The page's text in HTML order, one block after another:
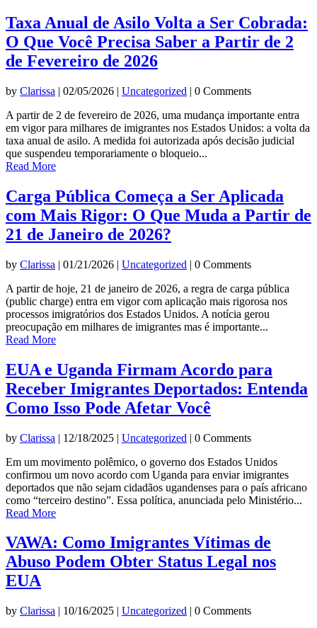
Taxa Anual de Asilo Volta a Ser Cobrada:
O Que Você Precisa Saber a Partir de 2
de Fevereiro de 2026
by Clarissa | 02/05/2026 | Uncategorized | 0 Comments
A partir de 2 de fevereiro de 2026, uma mudança importante entra
em vigor para milhares de imigrantes nos Estados Unidos: a volta da
taxa anual de asilo. A medida foi autorizada após decisão judicial
que suspendeu temporariamente o bloqueio...
Read More
Carga Pública Começa a Ser Aplicada
com Mais Rigor: O Que Muda a Partir de
21 de Janeiro de 2026?
by Clarissa | 01/21/2026 | Uncategorized | 0 Comments
A partir de hoje, 21 de janeiro de 2026, a regra de carga pública
(public charge) entra em vigor com aplicação mais rigorosa nos
processos imigratórios dos Estados Unidos. A notícia gerou
preocupação em milhares de imigrantes mas é importante...
Read More
EUA e Uganda Firmam Acordo para
Receber Imigrantes Deportados: Entenda
Como Isso Pode Afetar Você
by Clarissa | 12/18/2025 | Uncategorized | 0 Comments
Em um movimento polêmico, o governo dos Estados Unidos
confirmou um novo acordo com Uganda para enviar imigrantes
deportados que não sejam cidadãos ugandenses para o país africano
como “terceiro destino”. Essa política, anunciada pelo Ministério...
Read More
VAWA: Como Imigrantes Vítimas de
Abuso Podem Obter Status Legal nos
EUA
by Clarissa | 10/16/2025 | Uncategorized | 0 Comments